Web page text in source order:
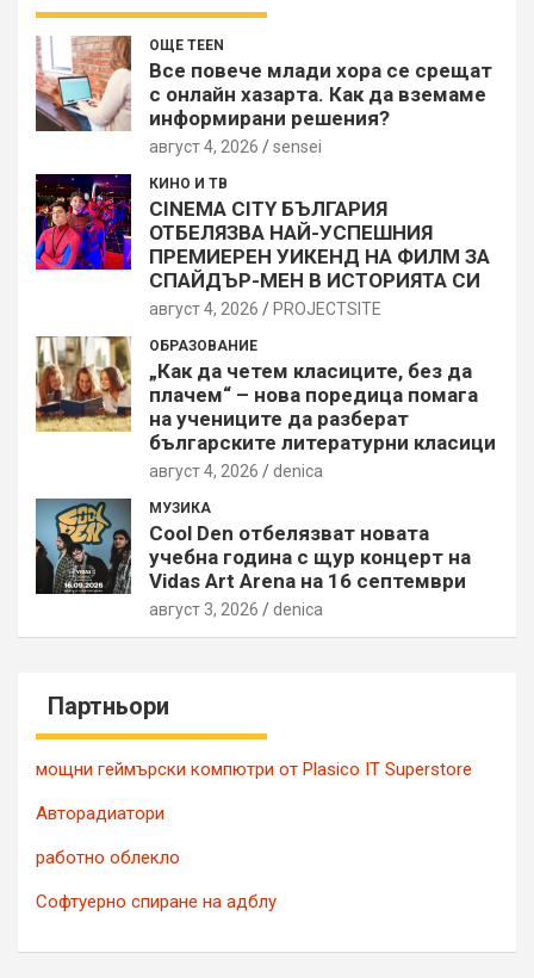
ОЩЕ TEEN
Все повече млади хора се срещат
с онлайн хазарта. Как да вземаме
информирани решения?
август 4, 2026 sensei
КИНО И ТВ
CINEMA CITY БЪЛГАРИЯ
ОТБЕЛЯЗВА НАЙ-УСПЕШНИЯ
ПРЕМИЕРЕН УИКЕНД НА ФИЛМ ЗА
СПАЙДЪР-МЕН В ИСТОРИЯТА СИ
август 4, 2026 PROJECTSITЕ
ОБРАЗОВАНИЕ
„Как да четем класиците, без да
плачем“ – нова поредица помага
на учениците да разберат
българските литературни класици
август 4, 2026 denica
МУЗИКА
Cool Den отбелязват новата
учебна година с щур концерт на
Vidas Art Arena на 16 септември
август 3, 2026 denica
Партньори
мощни геймърски компютри от Plasico IT Superstore
Авторадиатори
работно облекло
Софтуерно спиране на адблу